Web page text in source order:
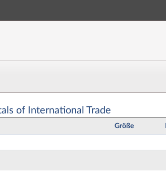
Hauptnavigation
Fußzeile
Trade - Dateien
of International Trade
Größe